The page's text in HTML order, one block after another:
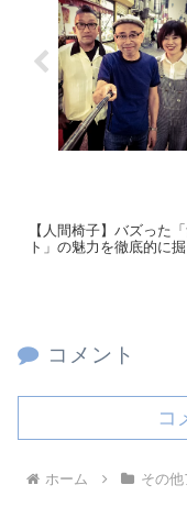
【人間椅子】バズった
ト」の魅力を徹底的に
コメント
コ
ホーム その他